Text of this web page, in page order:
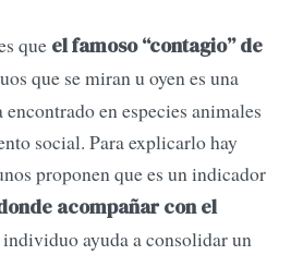
que el famoso “contagio” de
que se miran u oyen es una
en especies animales
social. Para explicarlo hay
proponen que es un indicador
acompañar con el
ayuda a consolidar un